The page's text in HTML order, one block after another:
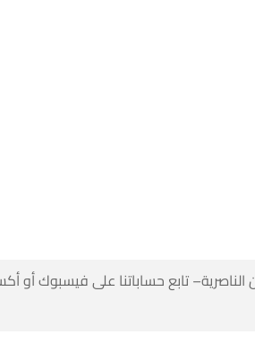
تابع حساباتنا على فيسبوك أو